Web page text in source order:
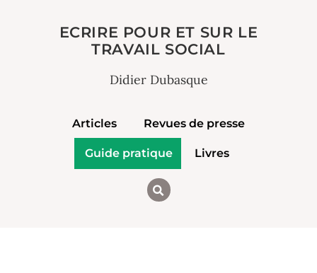
ECRIRE POUR ET SUR LE
TRAVAIL SOCIAL
Didier Dubasque
Articles Revues de presse
Guide pratique Livres